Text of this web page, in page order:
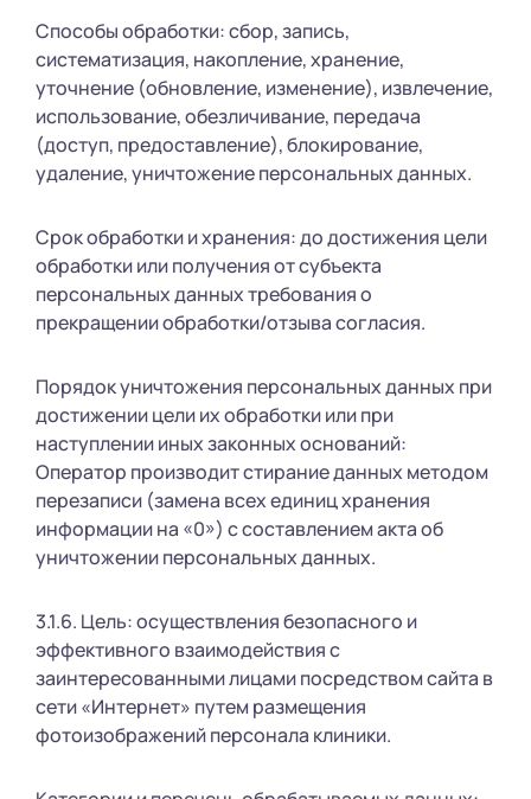
Способы обработки: сбор, запись,
систематизация, накопление, хранение,
уточнение (обновление, изменение), извлечение,
использование, обезличивание, передача
(доступ, предоставление), блокирование,
удаление, уничтожение персональных данных.
Срок обработки и хранения: до достижения цели
обработки или получения от субъекта
персональных данных требования о
прекращении обработки/отзыва согласия.
Порядок уничтожения персональных данных при
достижении цели их обработки или при
наступлении иных законных оснований:
Оператор производит стирание данных методом
перезаписи (замена всех единиц хранения
информации на «0») с составлением акта об
уничтожении персональных данных.
3.1.6. Цель: осуществления безопасного и
эффективного взаимодействия с
заинтересованными лицами посредством сайта в
сети «Интернет» путем размещения
фотоизображений персонала клиники.